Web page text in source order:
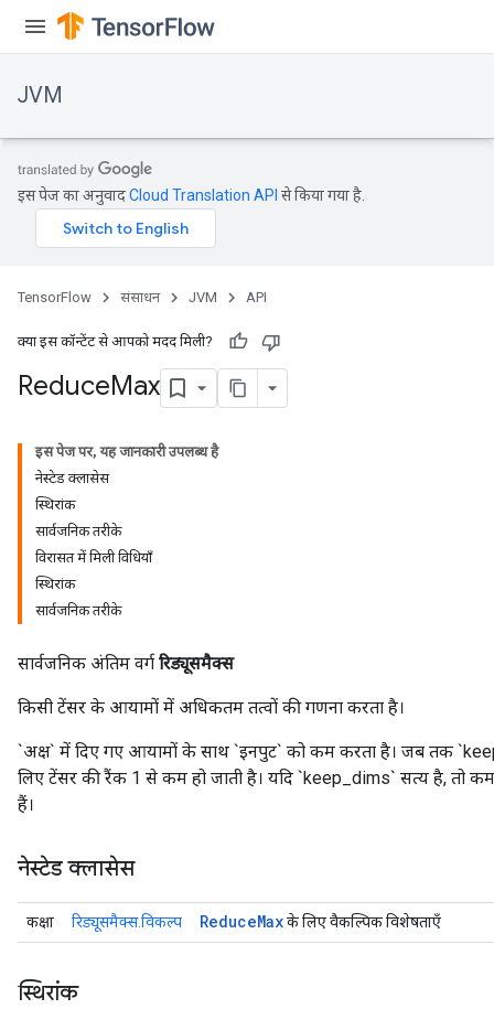
JVM
इस पेज का अनुवादCloud Translation API से किया गया है.
TensorFlow संसाधन JVM API
क्या इस कॉन्टेंट से आपको मदद मिली?
ReduceMax
इस पेज पर, यह जानकारी उपलब्ध है
नेस्टेड क्लासेस
स्थिरांक
सार्वजनिक तरीके
विरासत में मिली विधियाँ
स्थिरांक
सार्वजनिक तरीके
सार्वजनिक अंतिम वर्ग रिड्यूसमैक्स
किसी टेंसर के आयामों में अधिकतम तत्वों की गणना करता है।
`अक्ष` में दिए गए आयामों के साथ `इनपुट` को कम करता है। जब तक
लिए टेंसर की रैंक 1 से कम हो जाती है। यदि `keep_dims` सत्य है, तो
हैं।
नेस्टेड क्लासेस
कक्षा रिड्यूसमैक्स.विकल्प ReduceMaxके लिए वैकल्पिक विशेषताएँ
स्थिरांक